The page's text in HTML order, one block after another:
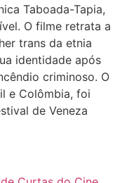
Taboada-Tapia,
O filme retrata a
trans da etnia
identidade após
criminoso. O
e Colômbia, foi
de Veneza